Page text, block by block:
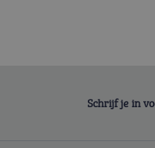
Schrijf je in